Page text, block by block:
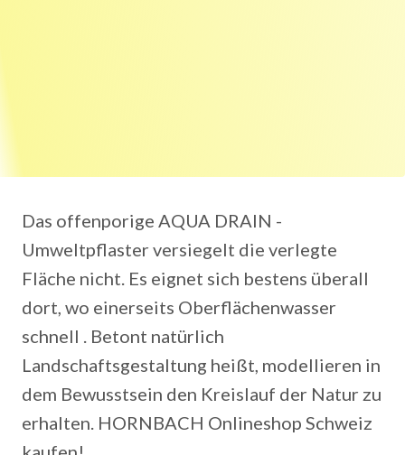
Das offenporige AQUA DRAIN -
Umweltpflaster versiegelt die verlegte
Fläche nicht. Es eignet sich bestens überall
dort, wo einerseits Oberflächenwasser
schnell . Betont natürlich
Landschaftsgestaltung heißt, modellieren in
dem Bewusstsein den Kreislauf der Natur zu
erhalten. HORNBACH Onlineshop Schweiz